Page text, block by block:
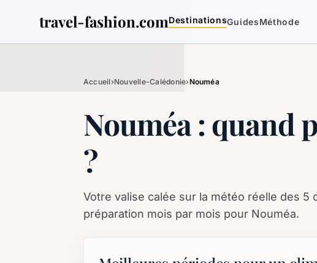
travel-fashion.comDestinationsGuidesMéthode
Accueil›Nouvelle-Calédonie›Nouméa
Nouméa : quand
?
Votre valise calée sur la météo réelle des 5
préparation mois par mois pour Nouméa.